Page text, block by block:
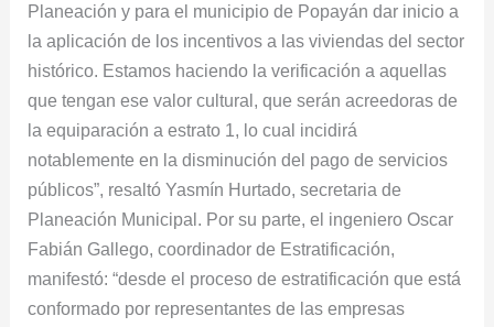
Planeación y para el municipio de Popayán dar inicio a
la aplicación de los incentivos a las viviendas del sector
histórico. Estamos haciendo la verificación a aquellas
que tengan ese valor cultural, que serán acreedoras de
la equiparación a estrato 1, lo cual incidirá
notablemente en la disminución del pago de servicios
públicos”, resaltó Yasmín Hurtado, secretaria de
Planeación Municipal. Por su parte, el ingeniero Oscar
Fabián Gallego, coordinador de Estratificación,
manifestó: “desde el proceso de estratificación que está
conformado por representantes de las empresas